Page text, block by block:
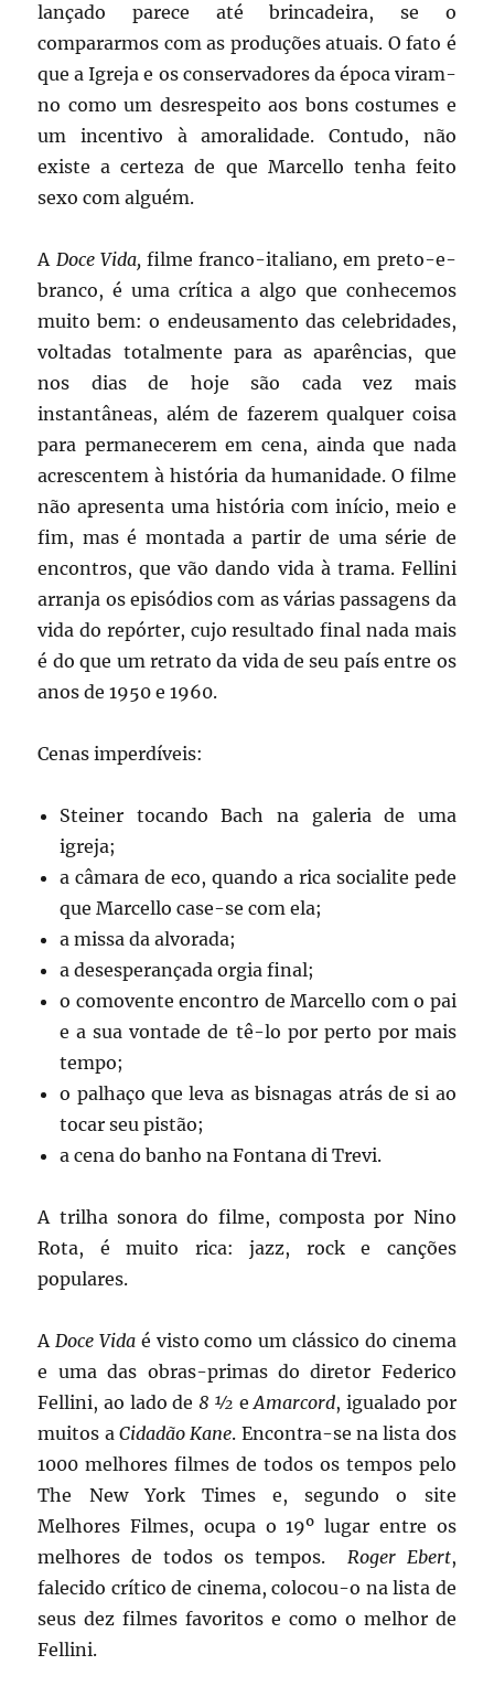
lançado parece até brincadeira, se o
compararmos com as produções atuais. O fato é
que a Igreja e os conservadores da época viram-
no como um desrespeito aos bons costumes e
um incentivo à amoralidade. Contudo, não
existe a certeza de que Marcello tenha feito
sexo com alguém.
A Doce Vida,filme franco-italiano,em preto-e-
branco, é uma crítica a algo que conhecemos
muito bem: o endeusamento das celebridades,
voltadas totalmente para as aparências, que
nos dias de hoje são cada vez mais
instantâneas, além de fazerem qualquer coisa
para permanecerem em cena, ainda que nada
acrescentem à história da humanidade. O filme
não apresenta uma história com início, meio e
fim, mas é montada a partir de uma série de
encontros, que vão dando vida à trama. Fellini
arranja os episódios com as várias passagens da
vida do repórter, cujo resultado final nada mais
é do que um retrato da vida de seu país entre os
anos de 1950 e 1960.
Cenas imperdíveis:
Steiner tocando Bach na galeria de uma
igreja;
a câmara de eco, quando a rica socialite pede
que Marcello case-se com ela;
a missa da alvorada;
a desesperançada orgia final;
o comovente encontro de Marcello com o pai
e a sua vontade de tê-lo por perto por mais
tempo;
o palhaço que leva as bisnagas atrás de si ao
tocar seu pistão;
a cena do banho na Fontana di Trevi.
A trilha sonora do filme, composta por Nino
Rota, é muito rica: jazz, rock e canções
populares.
ADoce Vida é visto como um clássico do cinema
e uma das obras-primas do diretor Federico
Fellini, ao lado de 8 ½ eAmarcord, igualado por
muitos aCidadão Kane. Encontra-se na lista dos
1000 melhores filmes de todos os tempos pelo
The New York Times e, segundo o site
Melhores Filmes, ocupa o 19º lugar entre os
melhores de todos os tempos. Roger Ebert,
falecido crítico de cinema, colocou-o na lista de
seus dez filmes favoritos e como o melhor de
Fellini.